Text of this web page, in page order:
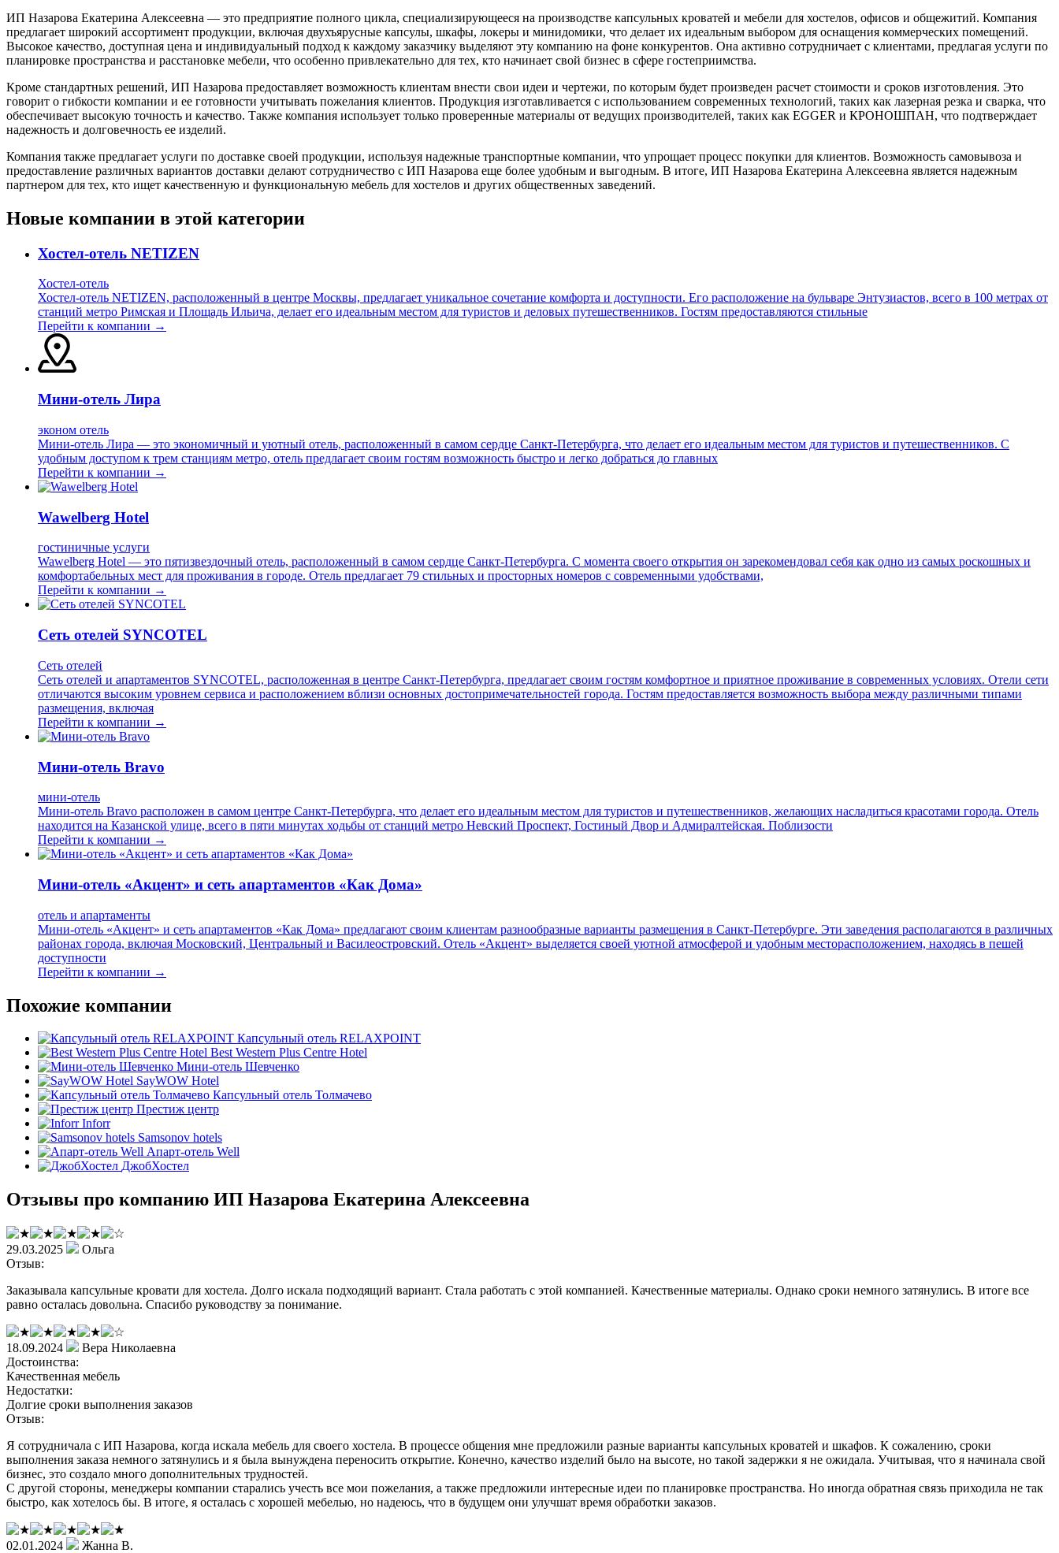
ИП Назарова Екатерина Алексеевна — это предприятие полного цикла, специализирующееся на производстве капсульных кроватей и мебели для хостелов, офисов и общежитий. Компания
предлагает широкий ассортимент продукции, включая двухъярусные капсулы, шкафы, локеры и минидомики, что делает их идеальным выбором для оснащения коммерческих помещений.
Высокое качество, доступная цена и индивидуальный подход к каждому заказчику выделяют эту компанию на фоне конкурентов. Она активно сотрудничает с клиентами, предлагая услуги по
планировке пространства и расстановке мебели, что особенно привлекательно для тех, кто начинает свой бизнес в сфере гостеприимства.
Кроме стандартных решений, ИП Назарова предоставляет возможность клиентам внести свои идеи и чертежи, по которым будет произведен расчет стоимости и сроков изготовления. Это
говорит о гибкости компании и ее готовности учитывать пожелания клиентов. Продукция изготавливается с использованием современных технологий, таких как лазерная резка и сварка, что
обеспечивает высокую точность и качество. Также компания использует только проверенные материалы от ведущих производителей, таких как EGGER и КРОНОШПАН, что подтверждает
надежность и долговечность ее изделий.
Компания также предлагает услуги по доставке своей продукции, используя надежные транспортные компании, что упрощает процесс покупки для клиентов. Возможность самовывоза и
предоставление различных вариантов доставки делают сотрудничество с ИП Назарова еще более удобным и выгодным. В итоге, ИП Назарова Екатерина Алексеевна является надежным
партнером для тех, кто ищет качественную и функциональную мебель для хостелов и других общественных заведений.
Новые компании в этой категории
Хостел-отель NETIZEN
Хостел-отель
Хостел-отель NETIZEN, расположенный в центре Москвы, предлагает уникальное сочетание комфорта и доступности. Его расположение на бульваре Энтузиастов, всего в 100 метрах от
станций метро Римская и Площадь Ильича, делает его идеальным местом для туристов и деловых путешественников. Гостям предоставляются стильные
Перейти к компании →
Мини-отель Лира
эконом отель
Мини-отель Лира — это экономичный и уютный отель, расположенный в самом сердце Санкт-Петербурга, что делает его идеальным местом для туристов и путешественников. С
удобным доступом к трем станциям метро, отель предлагает своим гостям возможность быстро и легко добраться до главных
Перейти к компании →
Wawelberg Hotel
гостиничные услуги
Wawelberg Hotel — это пятизвездочный отель, расположенный в самом сердце Санкт-Петербурга. С момента своего открытия он зарекомендовал себя как одно из самых роскошных и
комфортабельных мест для проживания в городе. Отель предлагает 79 стильных и просторных номеров с современными удобствами,
Перейти к компании →
Сеть отелей SYNCOTEL
Сеть отелей
Сеть отелей и апартаментов SYNCOTEL, расположенная в центре Санкт-Петербурга, предлагает своим гостям комфортное и приятное проживание в современных условиях. Отели сети
отличаются высоким уровнем сервиса и расположением вблизи основных достопримечательностей города. Гостям предоставляется возможность выбора между различными типами
размещения, включая
Перейти к компании →
Мини-отель Bravo
мини-отель
Мини-отель Bravo расположен в самом центре Санкт-Петербурга, что делает его идеальным местом для туристов и путешественников, желающих насладиться красотами города. Отель
находится на Казанской улице, всего в пяти минутах ходьбы от станций метро Невский Проспект, Гостиный Двор и Адмиралтейская. Поблизости
Перейти к компании →
Мини-отель «Акцент» и сеть апартаментов «Как Дома»
отель и апартаменты
Мини-отель «Акцент» и сеть апартаментов «Как Дома» предлагают своим клиентам разнообразные варианты размещения в Санкт-Петербурге. Эти заведения располагаются в различных
районах города, включая Московский, Центральный и Василеостровский. Отель «Акцент» выделяется своей уютной атмосферой и удобным месторасположением, находясь в пешей
доступности
Перейти к компании →
Похожие компании
Капсульный отель RELAXPOINT
Best Western Plus Centre Hotel
Мини-отель Шевченко
SayWOW Hotel
Капсульный отель Толмачево
Престиж центр
Inforr
Samsonov hotels
Апарт-отель Well
ДжобХостел
Отзывы про компанию ИП Назарова Екатерина Алексеевна
29.03.2025
Ольга
Отзыв:
Заказывала капсульные кровати для хостела. Долго искала подходящий вариант. Стала работать с этой компанией. Качественные материалы. Однако сроки немного затянулись. В итоге все
равно осталась довольна. Спасибо руководству за понимание.
18.09.2024
Вера Николаевна
Достоинства:
Качественная мебель
Недостатки:
Долгие сроки выполнения заказов
Отзыв:
Я сотрудничала с ИП Назарова, когда искала мебель для своего хостела. В процессе общения мне предложили разные варианты капсульных кроватей и шкафов. К сожалению, сроки
выполнения заказа немного затянулись и я была вынуждена переносить открытие. Конечно, качество изделий было на высоте, но такой задержки я не ожидала. Учитывая, что я начинала свой
бизнес, это создало много дополнительных трудностей.
С другой стороны, менеджеры компании старались учесть все мои пожелания, а также предложили интересные идеи по планировке пространства. Но иногда обратная связь приходила не так
быстро, как хотелось бы. В итоге, я осталась с хорошей мебелью, но надеюсь, что в будущем они улучшат время обработки заказов.
02.01.2024 Жанна В.